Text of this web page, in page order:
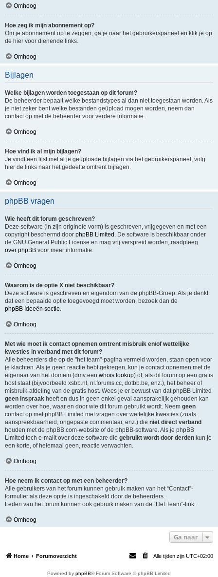
Omhoog
Hoe zeg ik mijn abonnement op?
Om je abonnement op te zeggen, ga je naar het gebruikerspaneel en klik je op
de hier voor dienende links.
Omhoog
Bijlagen
Welke bijlagen worden toegestaan op dit forum?
De beheerder bepaalt welke bestandstypes al dan niet toegestaan worden. Als
je niet zeker bent welke bestanden geüpload mogen worden, neem dan
contact op met de beheerder voor verdere informatie.
Omhoog
Hoe vind ik al mijn bijlagen?
Je vindt een lijst met al je geüploade bijlagen via het gebruikerspaneel, volg
hier de links naar het gedeelte omtrent bijlagen.
Omhoog
phpBB vragen
Wie heeft dit forum geschreven?
Deze software (in zijn originele vorm) is geschreven, vrijgegeven en met een
copyright beschermd door phpBB Limited . De software is beschikbaar onder
de GNU General Public License en mag vrij verspreid worden, raadpleeg
over phpBB voor meer informatie.
Omhoog
Waarom is de optie X niet beschikbaar?
Deze software is geschreven en eigendom van de phpBB-Groep. Als je denkt
dat een bepaalde optie toegevoegd moet worden, bezoek dan de
phpBB Ideeën sectie.
Omhoog
Met wie moet ik contact opnemen omtrent misbruik en/of wettelijke
kwesties in verband met dit forum?
Alle beheerders die op de "het team"-pagina vermeld worden, staan open voor
je klachten. Als je geen reactie hebt gekregen, kun je contact opnemen met de
eigenaar van het domein (dmv een whois lookup) of, als dit forum op een gratis
host staat (bijvoorbeeld xsbb.nl, nl.forums.cc, dotbb.be, enz.), het beheer of
misbruik-afdeling van de gratis host. Wees je er bewust van dat phpBB Limited
geen inspraak heeft en dus in geen enkel geval aansprakelijk gehouden kan
worden over hoe, waar en door wie dit forum gebruikt wordt. Neem geen
contact op met phpBB Limited met vragen over wettelijke kwesties (zoals
aanspreekbaarheid, ongepaste commentaar, enz.) die niet direct verband
houden met de phpBB.com-website of de phpBB-software. Als je phpBB
Limited toch e-mailt over deze software die gebruikt wordt door derden kun je
een korte, of helemaal geen, reactie verwachten.
Omhoog
Hoe neem ik contact op met een beheerder?
Alle gebruikers van het forum kunnen gebruik maken van het “Contact”-
formulier als deze optie is ingeschakeld door de beheerders.
Leden van het forum kunnen ook gebruik maken van de “Het Team”-link.
Omhoog
Ga naar
Home Forumoverzicht Alle tijden zijn UTC+02:00
Powered by phpBB® Forum Software © phpBB Limited